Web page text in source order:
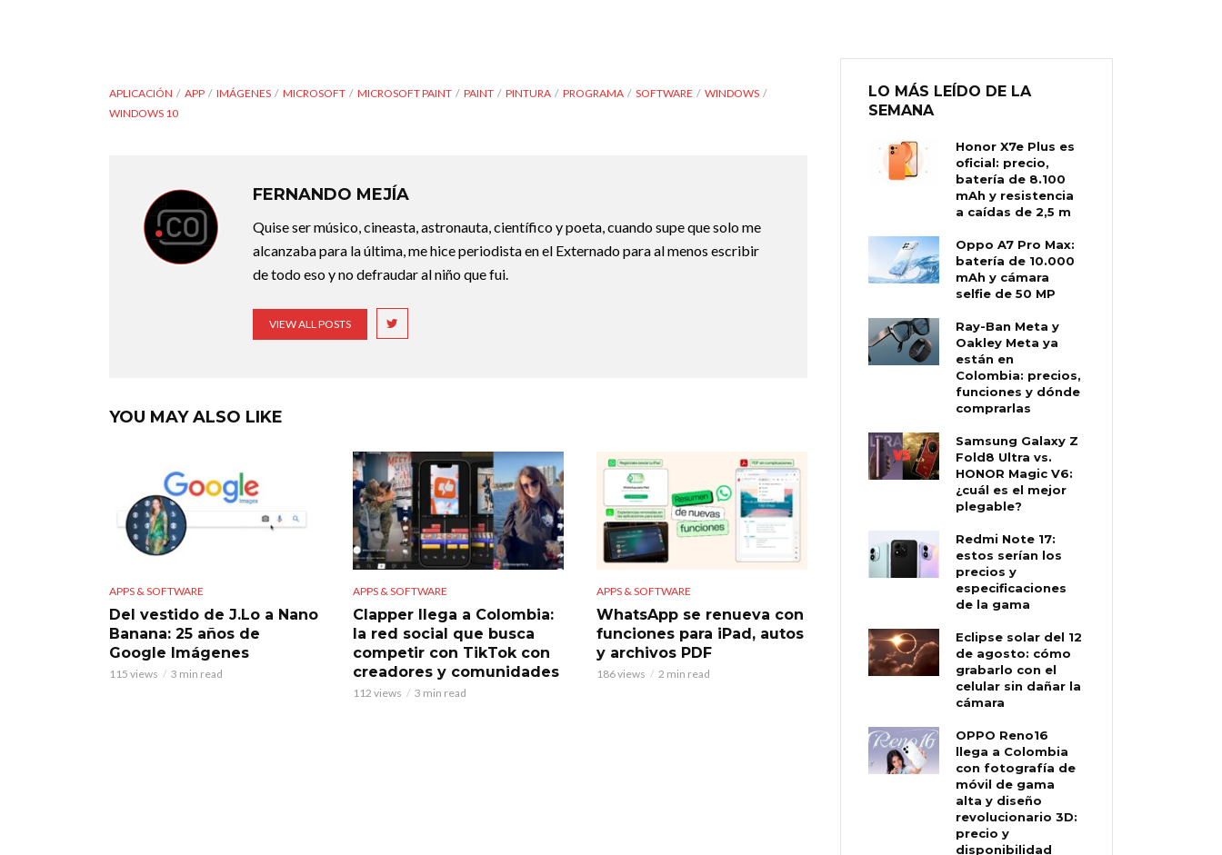
APLICACIÓN APP IMÁGENES MICROSOFT MICROSOFT PAINT PAINT PINTURA PROGRAMA SOFTWARE
WINDOWS
WINDOWS 10
FERNANDO MEJÍA
Quise ser músico, cineasta, astronauta, científico y poeta, cuando supe que solo me
alcanzaba para la última, me hice periodista en el Externado para al menos escribir
de todo eso y no defraudar al niño que fui.
VIEW ALL POSTS
YOU MAY ALSO LIKE
APPS & SOFTWARE
Del vestido de J.Lo a Nano
Banana: 25 años de
Google Imágenes
115 views 3 min read
APPS & SOFTWARE
Clapper llega a Colombia:
la red social que busca
competir con TikTok con
creadores y comunidades
112 views 3 min read
APPS & SOFTWARE
WhatsApp se renueva con
funciones para iPad, autos
y archivos PDF
186 views 2 min read
LO MÁS LEÍDO DE LA
SEMANA
Honor X7e Plus es
oficial: precio,
batería de 8.100
mAh y resistencia
a caídas de 2,5 m
Oppo A7 Pro Max:
batería de 10.000
mAh y cámara
selfie de 50 MP
Ray-Ban Meta y
Oakley Meta ya
están en
Colombia: precios,
funciones y dónde
comprarlas
Samsung Galaxy Z
Fold8 Ultra vs.
HONOR Magic V6:
¿cuál es el mejor
plegable?
Redmi Note 17:
estos serían los
precios y
especificaciones
de la gama
Eclipse solar del 12
de agosto: cómo
grabarlo con el
celular sin dañar la
cámara
OPPO Reno16
llega a Colombia
con fotografía de
móvil de gama
alta y diseño
revolucionario 3D:
precio y
disponibilidad